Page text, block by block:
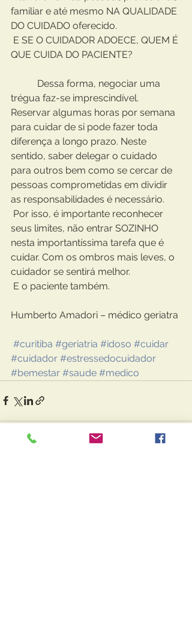
familiar e até mesmo NA QUALIDADE
DO CUIDADO oferecido.
QUE CUIDA DO PACIENTE?
trégua faz-se imprescindível.
Reservar algumas horas por semana
para cuidar de si pode fazer toda
diferença a longo prazo. Neste
sentido, saber delegar o cuidado
para outros bem como se cercar de
pessoas comprometidas em dividir
as responsabilidades é necessário.
seus limites, não entrar SOZINHO
nesta importantíssima tarefa que é
cuidar. Com os ombros mais leves, o
cuidador se sentirá melhor.
E o paciente também.
Humberto Amadori – médico geriatra
#curitiba #geriatria #idoso #cuidar
#cuidador #estressedocuidador
#bemestar #saude #medico